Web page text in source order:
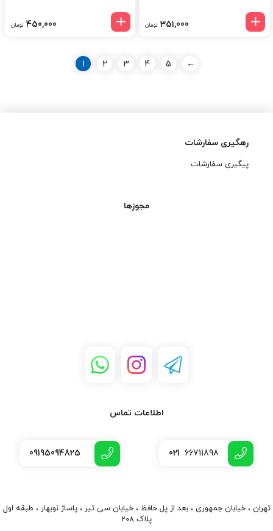
351,000 تومان 450,000 تومان
1 2 3 4 5 ←
رهگیری سفارشات
پیگیری سفارشات
مجوزها
اطلاعات تماس
021 66711898
09195094825
تهران ، خیابان جمهوری ، بعد از پل حافظ ، خیابان سی تیر ، پاساژ نوبهار ، طبقه اول
پلاک 208